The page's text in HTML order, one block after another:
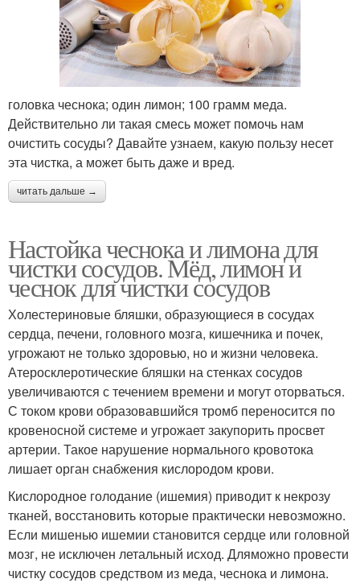
головка чеснока; один лимон; 100 грамм меда.
Действительно ли такая смесь может помочь нам
очистить сосуды? Давайте узнаем, какую пользу несет
эта чистка, а может быть даже и вред.
читать дальше →
Настойка чеснока и лимона для
чистки сосудов. Мёд, лимон и
чеснок для чистки сосудов
Холестериновые бляшки, образующиеся в сосудах
сердца, печени, головного мозга, кишечника и почек,
угрожают не только здоровью, но и жизни человека.
Атеросклеротические бляшки на стенках сосудов
увеличиваются с течением времени и могут оторваться.
С током крови образовавшийся тромб переносится по
кровеносной системе и угрожает закупорить просвет
артерии. Такое нарушение нормального кровотока
лишает орган снабжения кислородом крови.
Кислородное голодание (ишемия) приводит к некрозу
тканей, восстановить которые практически невозможно.
Если мишенью ишемии становится сердце или головной
мозг, не исключен летальный исход. Дляможно провести
чистку сосудов средством из меда, чеснока и лимона.